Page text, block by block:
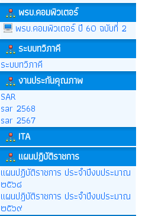
พรบ.คอมพิวเตอร์
พรบ.คอมพิวเตอร์ ปี 60 ฉบับที่ 2
ระบบทวิภาคี
ระบบทวิภาคี
งานประกันคุณภาพ
SAR
sar 2568
sar 2567
ITA
แผนปฏิบัติราชการ
แผนปฏิบัติราชการ ประจำปีงบประมาณ
๒๕๖๘
แผนปฎิบัติราชการ ประจำปีงบประมาณ
๒๕๖๙